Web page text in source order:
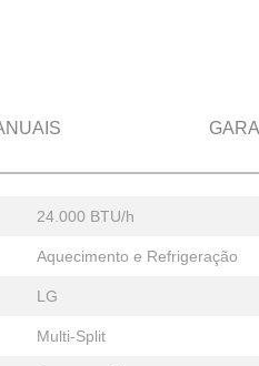
24.000 BTU/h
Aquecimento e Refrigeração
LG
Multi-Split